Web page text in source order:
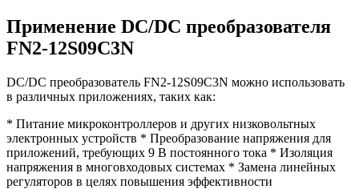
Применение DC/DC преобразователя
FN2-12S09C3N
DC/DC преобразователь FN2-12S09C3N можно использовать
в различных приложениях, таких как:
* Питание микроконтроллеров и других низковольтных
электронных устройств * Преобразование напряжения для
приложений, требующих 9 В постоянного тока * Изоляция
напряжения в многовходовых системах * Замена линейных
регуляторов в целях повышения эффективности